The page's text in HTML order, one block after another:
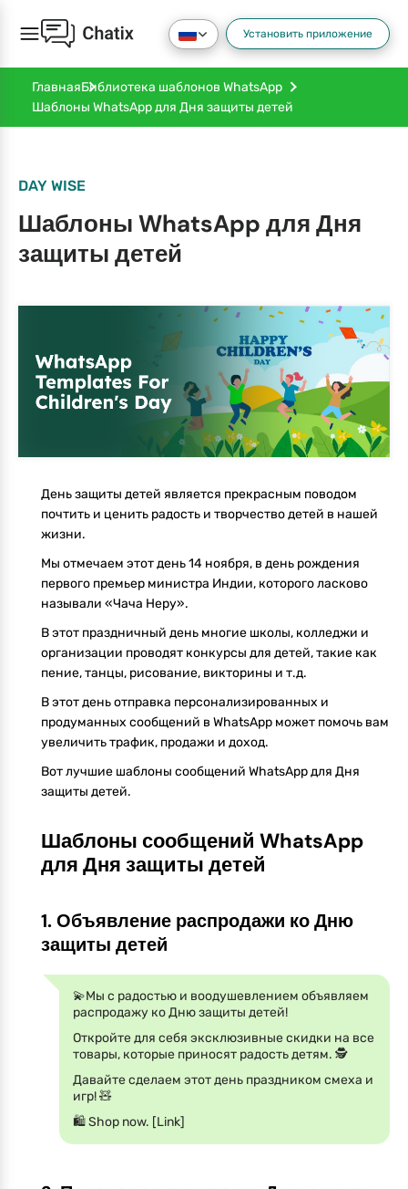
Установить приложение
ГлавнаяБиблиотека шаблонов WhatsApp
Шаблоны WhatsApp для Дня защиты детей
DAY WISE
Шаблоны WhatsApp для Дня
защиты детей
День защиты детей является прекрасным поводом
почтить и ценить радость и творчество детей в нашей
жизни.
Мы отмечаем этот день 14 ноября, в день рождения
первого премьер министра Индии, которого ласково
называли «Чача Неру».
В этот праздничный день многие школы, колледжи и
организации проводят конкурсы для детей, такие как
пение, танцы, рисование, викторины и т.д.
В этот день отправка персонализированных и
продуманных сообщений в WhatsApp может помочь вам
увеличить трафик, продажи и доход.
Вот лучшие шаблоны сообщений WhatsApp для Дня
защиты детей.
Шаблоны сообщений WhatsApp
для Дня защиты детей
1. Объявление распродажи ко Дню
защиты детей
💫Мы с радостью и воодушевлением объявляем
распродажу ко Дню защиты детей!
Откройте для себя эксклюзивные скидки на все
товары, которые приносят радость детям. 🕵️
Давайте сделаем этот день праздником смеха и
игр! 🧸
🛍 Shop now. [Link]